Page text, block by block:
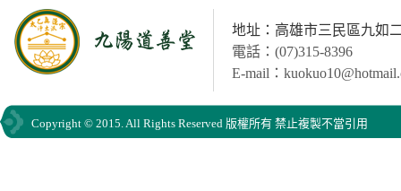
地址：高雄市三民區九如
電話：(07)315-8396
E-mail：
Copyright © 2015. All Rights Reserved 版權所有 禁止複製不當引用